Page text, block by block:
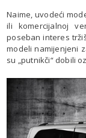
Naime, uvodeći
ili komercijalnoj
poseban interes
modeli namijenjeni
su „putnikči“ dobili